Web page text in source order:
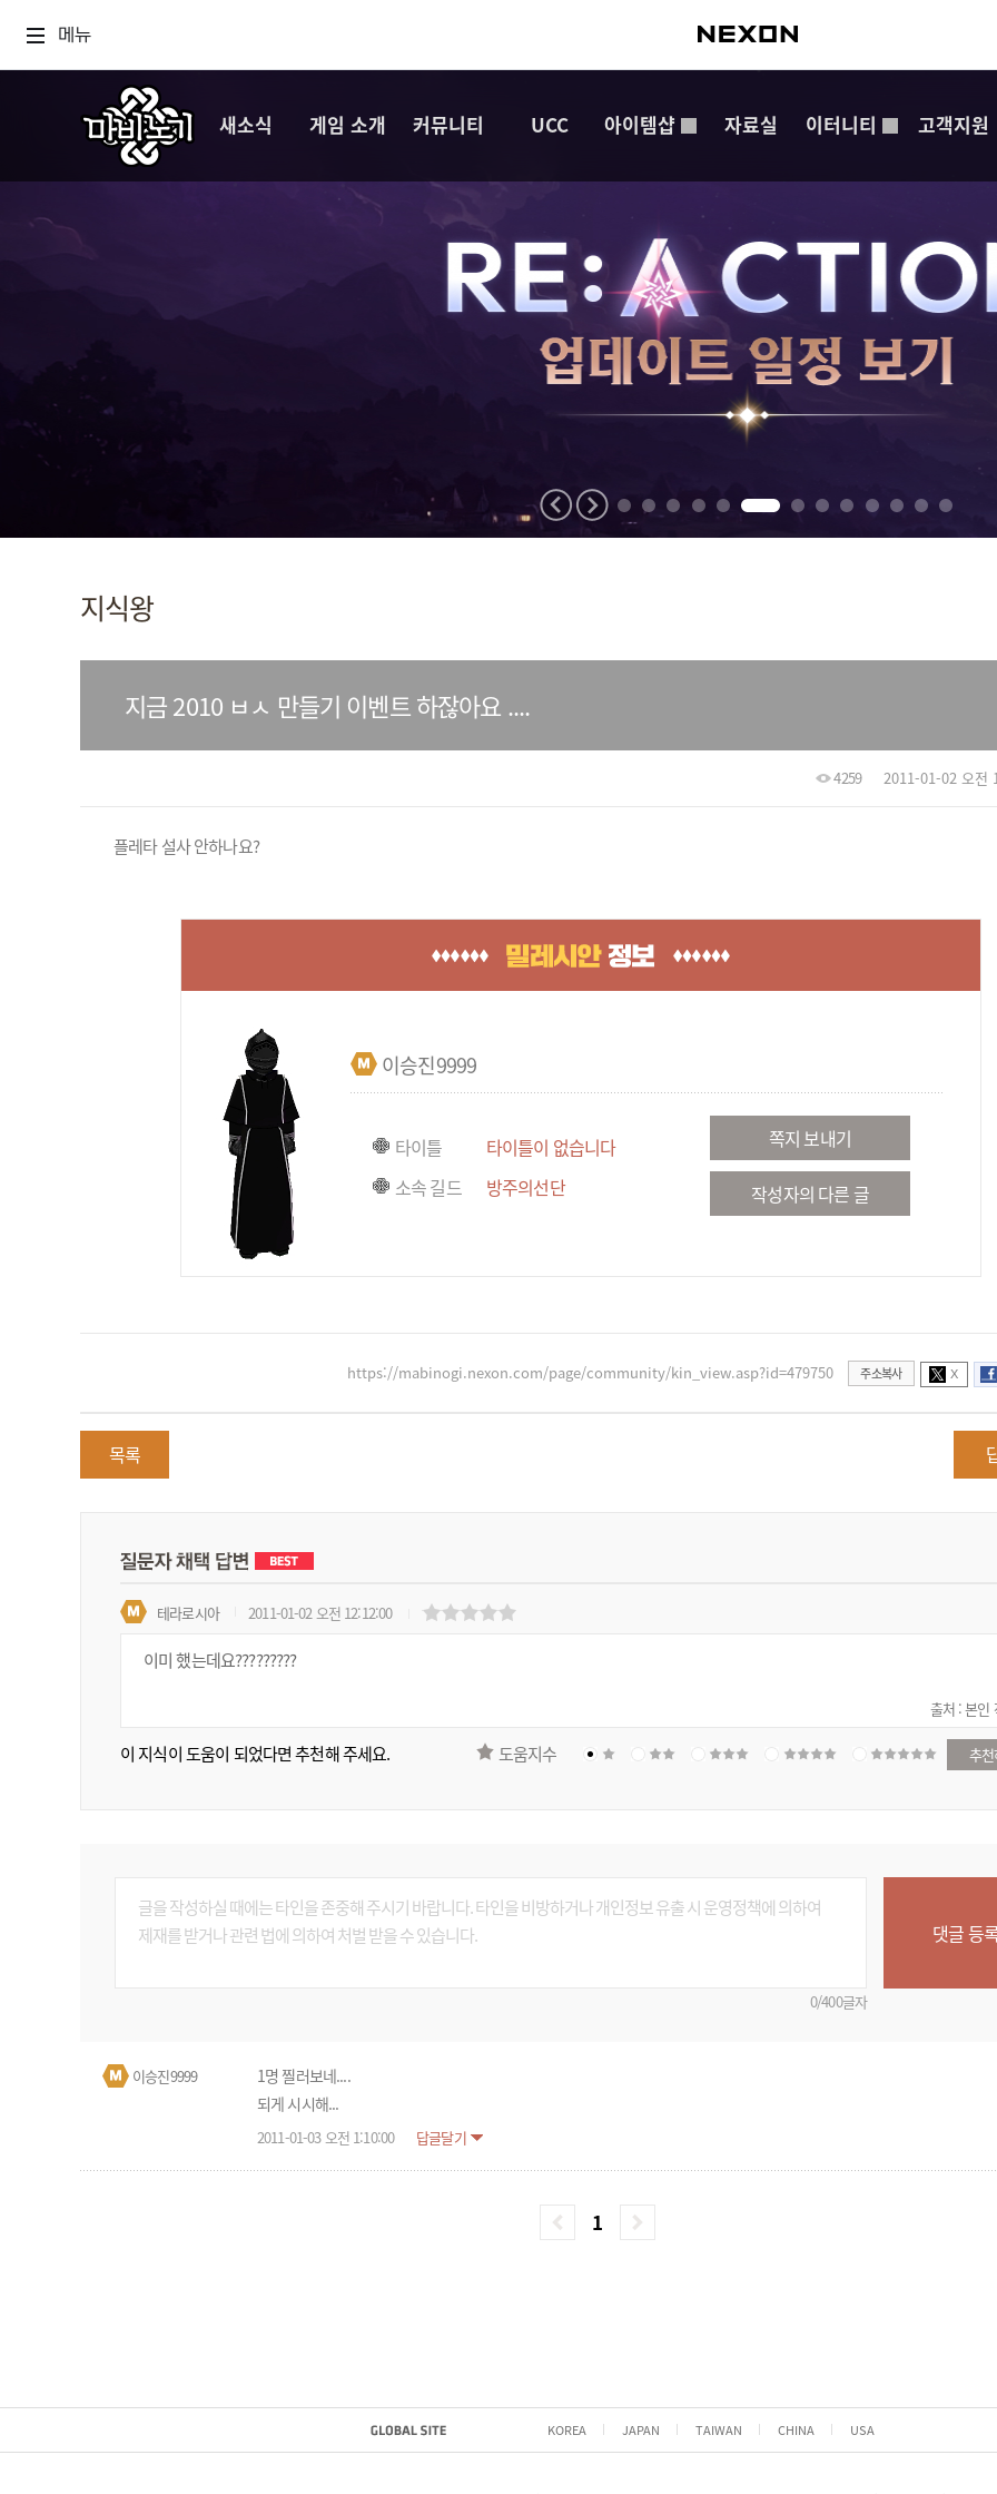
메뉴
새소식 게임 소개 커뮤니티 UCC 아이템샵 자료실 이터니티 고객지원
지식왕
지금 2010 ㅂㅅ 만들기 이벤트 하잖아요 ....
4259 2011-01-02 오전
플레타 설사 안하나요?
이승진9999
타이틀
타이틀이 없습니다
소속 길드
방주의선단
쪽지 보내기
작성자의 다른 글
https://mabinogi.nexon.com/page/community/kin_view.asp?id=479750 주소복사 X
목록
테라로시아 2011-01-02 오전 12:12:00
이미 했는데요?????????
출처 : 본인
이 지식이 도움이 되었다면 추천해 주세요. 도움지수 추
댓글 등
0/400글자
이승진9999
1명 찔러보네....
되게 시시해...
2011-01-03 오전 1:10:00 답글달기
1
KOREA JAPAN TAIWAN CHINA USA